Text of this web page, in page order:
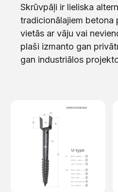
Skrūvpāļi ir lieliska
tradicionālajiem betona
vietās ar vāju vai
plaši izmanto gan
gan industriālos